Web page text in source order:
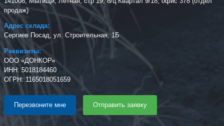
продаж)
Адрес склада:
Сергиев Посад, ул. Строительная, 1Б
Реквизиты:
ООО «ДОНКОР»
ИНН: 5018184460
ОГРН: 1165018051659
Перезвоните мне Отправить заявку